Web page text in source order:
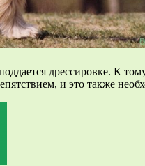
дрессировке. К
и это также